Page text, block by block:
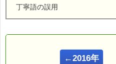
丁寧語の誤用
←2016年